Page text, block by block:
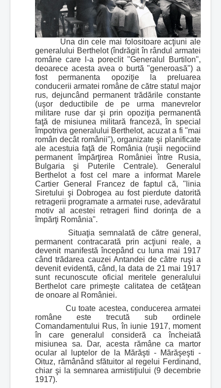
Una din cele mai folositoare acţiuni ale
generalului Berthelot (îndrăgit în rândul armatei
române care l-a poreclit "Generalul Burtilon",
deoarece acesta avea o burtă "generoasă") a
fost permanenta opoziţie la preluarea
conducerii armatei române de către statul major
rus, dejuncând permanent trădările constante
(uşor deductibile de pe urma manevrelor
militare ruse dar şi prin opoziţia permanentă
faţă de misiunea militară franceză, în special
împotriva generalului Berthelot, acuzat a fi "mai
român decât românii"), organizate şi planificate
ale acestuia faţă de România (ruşii negociind
permanent împărţirea României între Rusia,
Bulgaria şi Puterile Centrale). Generalul
Berthelot a fost cel mare a informat Marele
Cartier General Francez de faptul că, "linia
Siretului şi Dobrogea au fost pierdute datorită
retragerii programate a armatei ruse, adevăratul
motiv al acestei retrageri fiind dorinţa de a
împărţi România".
Situaţia semnalată de către general,
permanent contracarată prin acţiuni reale, a
devenit manifestă începând cu luna mai 1917
când trădarea cauzei Antandei de către ruşi a
devenit evidentă, când, la data de 21 mai 1917
sunt recunoscute oficial meritele generalului
Berthelot care primeşte calitatea de cetăţean
de onoare al României.
Cu toate acestea, conducerea armatei
române este trecută sub ordinele
Comandamentului Rus, în iunie 1917, moment
în care generalul consideră ca încheiată
misiunea sa. Dar, acesta rămâne ca martor
ocular al luptelor de la Mărăşti - Mărăşeşti -
Oituz, rămânând sfătuitor al regelui Ferdinand,
chiar şi la semnarea armistiţiului (9 decembrie
1917).